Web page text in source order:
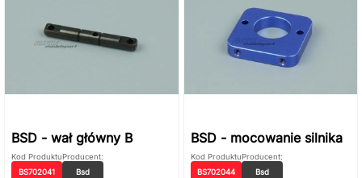
BSD - wał główny B
Kod Produktu
BS702041
Producent:
Bsd
BSD - mocowanie silnika
Kod Produktu
BS702044
Producent:
Bsd